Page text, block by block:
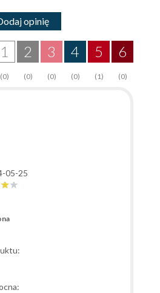
opinię
6
(0)
5
(1)
4
(0)
3
(0)
2
(0)
1
(0)
05-25